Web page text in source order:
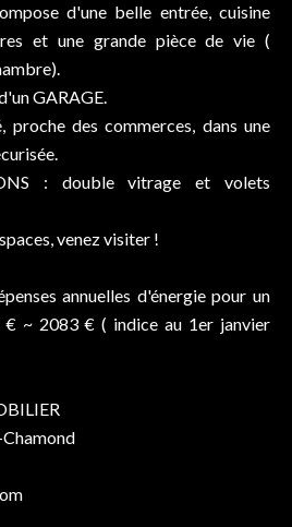
d'une belle entrée, cuisine
et une grande pièce de vie (
GARAGE.
proche des commerces, dans une
: double vitrage et volets
venez visiter !
annuelles d'énergie pour un
€ ~ 2083 € ( indice au 1er janvier